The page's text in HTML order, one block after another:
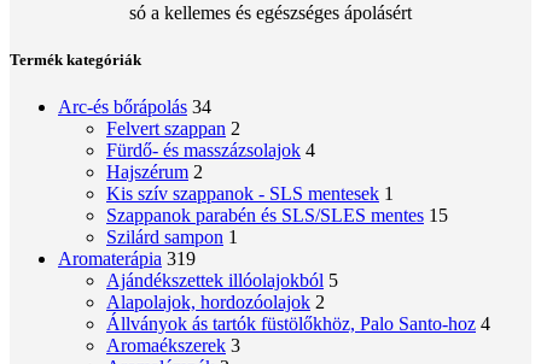
só a kellemes és egészséges ápolásért
Termék kategóriák
Arc-és bőrápolás 34
Felvert szappan 2
Fürdő- és masszázsolajok 4
Hajszérum 2
Kis szív szappanok - SLS mentesek 1
Szappanok parabén és SLS/SLES mentes 15
Szilárd sampon 1
Aromaterápia 319
Ajándékszettek illóolajokból 5
Alapolajok, hordozóolajok 2
Állványok ás tartók füstölőkhöz, Palo Santo-hoz 4
Aromaékszerek 3